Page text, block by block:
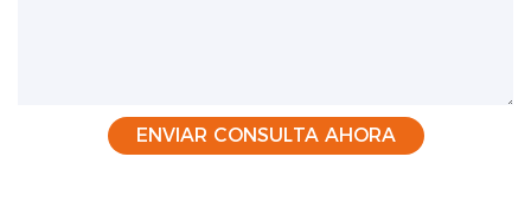
ENVIAR CONSULTA AHORA